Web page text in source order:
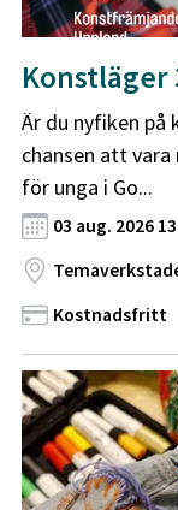
Konstläger
Är du nyfiken på
chansen att
för unga i Go...
03 aug. 2026
Kostnadsfritt